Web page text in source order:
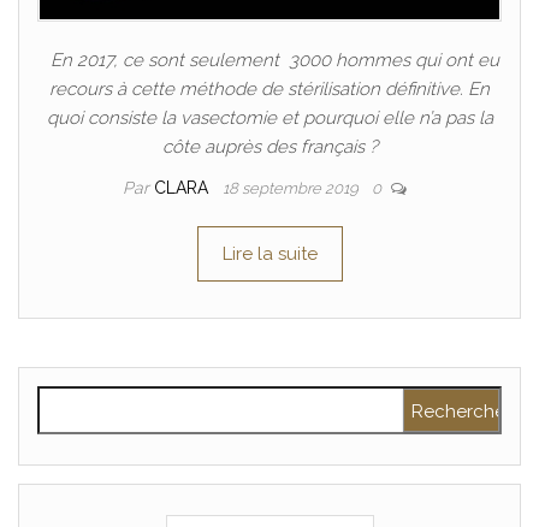
En 2017, ce sont seulement 3000 hommes qui ont eu
recours à cette méthode de stérilisation définitive. En
quoi consiste la vasectomie et pourquoi elle n’a pas la
côte auprès des français ?
Par CLARA 18 septembre 2019 0
Lire la suite